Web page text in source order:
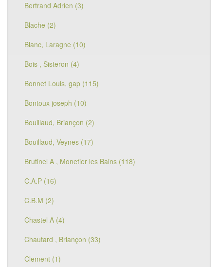
Bertrand Adrien (3)
Blache (2)
Blanc, Laragne (10)
Bois , Sisteron (4)
Bonnet Louis, gap (115)
Bontoux joseph (10)
Bouillaud, Briançon (2)
Bouillaud, Veynes (17)
Brutinel A , Monetier les Bains (118)
C.A.P (16)
C.B.M (2)
Chastel A (4)
Chautard , Briançon (33)
Clement (1)